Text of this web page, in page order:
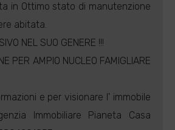
in Ottimo stato di manutenzione
abitata.
NEL SUO GENERE !!!
PER AMPIO NUCLEO FAMIGLIARE
e per visionare l' immobile
Immobiliare Pianeta Casa